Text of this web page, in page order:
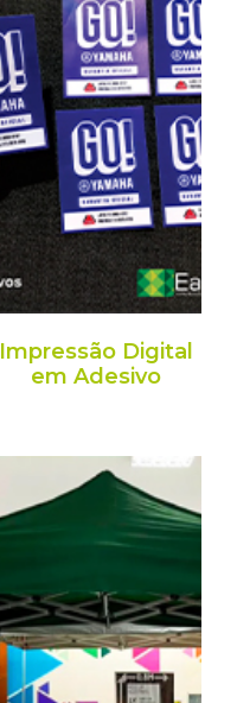
Impressão Digital
em Adesivo